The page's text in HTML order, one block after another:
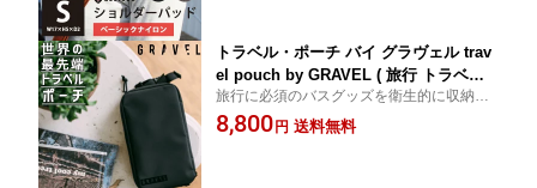
トラベル・ポーチ バイ グラヴェル trav
el pouch by GRAVEL ( 旅行 トラベル
ポーチ おしゃれ コンパクト 収納 吊り
下げ 大容量 出張 衣類 収納ポーチ バッ
旅行に必須のバスグッズを衛生的に収納。
耐久性のある素材と6つのポケットで小物を
すっきりまとめられます。【正規販売店】
8,800 円 送料無料